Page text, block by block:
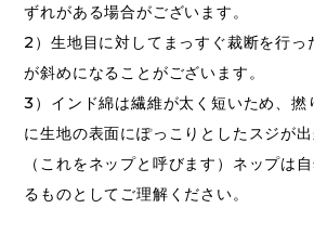
ずれがある場合がございます。
2）生地目に対してまっすぐ裁断を行っ
が斜めになることがございます。
3）インド綿は繊維が太く短いため、撚
に生地の表面にぽっこりとしたスジが
（これをネップと呼びます）ネップは
るものとしてご理解ください。